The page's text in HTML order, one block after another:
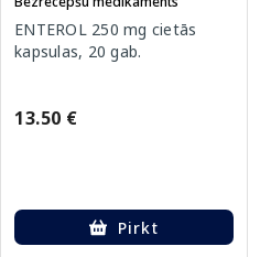
ENTEROL 250 mg cietās
kapsulas, 20 gab.
13.50 €
Pirkt